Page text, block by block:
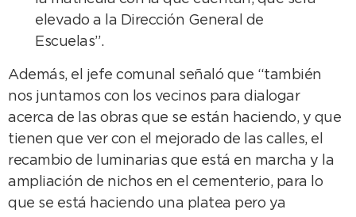
elevado a la Dirección General de
Escuelas”.
Además, el jefe comunal señaló que “también
nos juntamos con los vecinos para dialogar
acerca de las obras que se están haciendo, y que
tienen que ver con el mejorado de las calles, el
recambio de luminarias que está en marcha y la
ampliación de nichos en el cementerio, para lo
que se está haciendo una platea pero ya